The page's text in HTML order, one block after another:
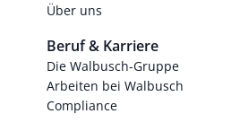
Über uns
Beruf & Karriere
Die Walbusch-Gruppe
Arbeiten bei Walbusch
Compliance